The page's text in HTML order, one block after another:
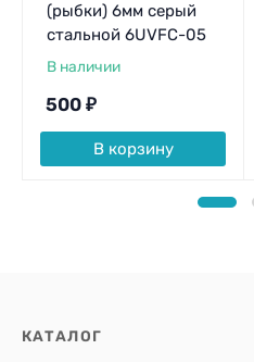
(рыбки) 6мм серый
стальной 6UVFC-05
В наличии
500 ₽
В корзину
КАТАЛОГ